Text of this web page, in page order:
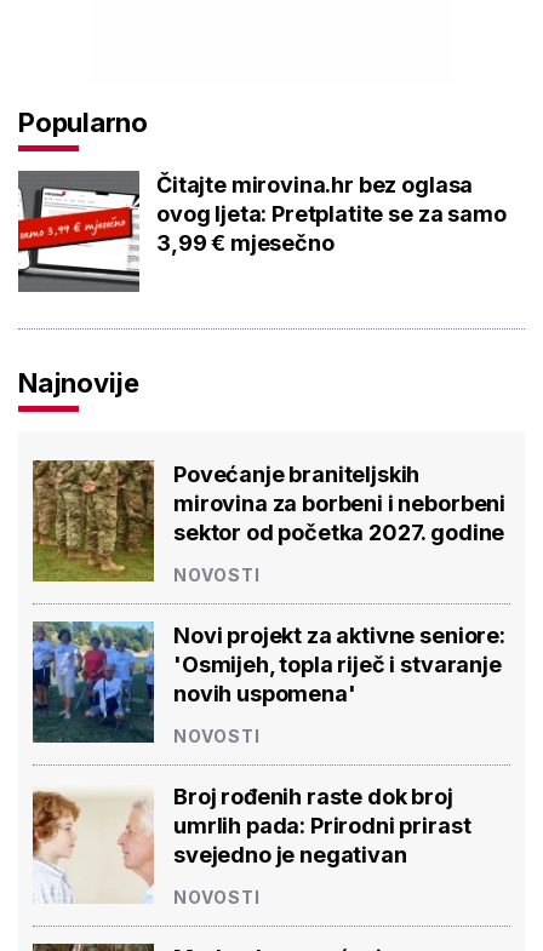
Popularno
Čitajte mirovina.hr bez oglasa
ovog ljeta: Pretplatite se za samo
3,99 € mjesečno
Najnovije
Povećanje braniteljskih
mirovina za borbeni i neborbeni
sektor od početka 2027. godine
NOVOSTI
Novi projekt za aktivne seniore:
'Osmijeh, topla riječ i stvaranje
novih uspomena'
NOVOSTI
Broj rođenih raste dok broj
umrlih pada: Prirodni prirast
svejedno je negativan
NOVOSTI